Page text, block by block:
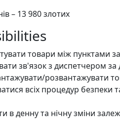
– 13 980 злотих
товари між пунктами
зв'язок з диспетчером
розвантажувати
всіх процедур безпеки
в денну та нічну зміни